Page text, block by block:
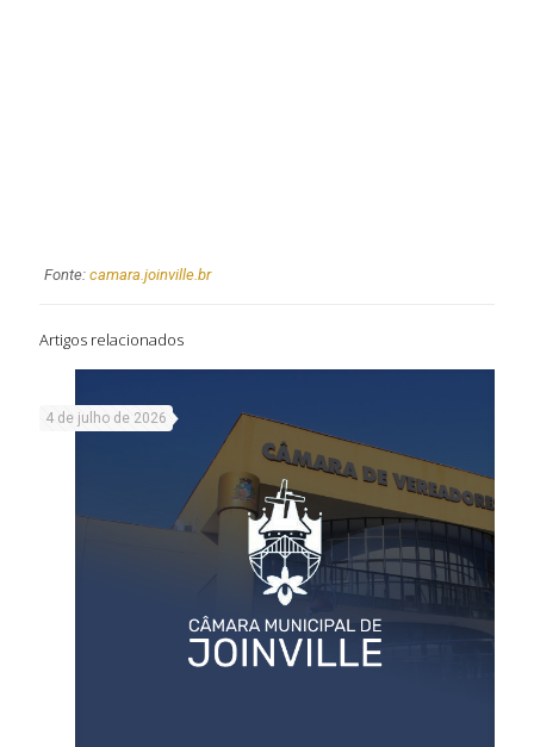
Fonte: camara.joinville.br
Artigos relacionados
4 de julho de 2026